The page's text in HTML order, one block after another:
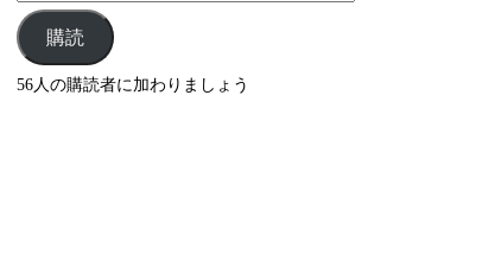
購読
56人の購読者に加わりましょう